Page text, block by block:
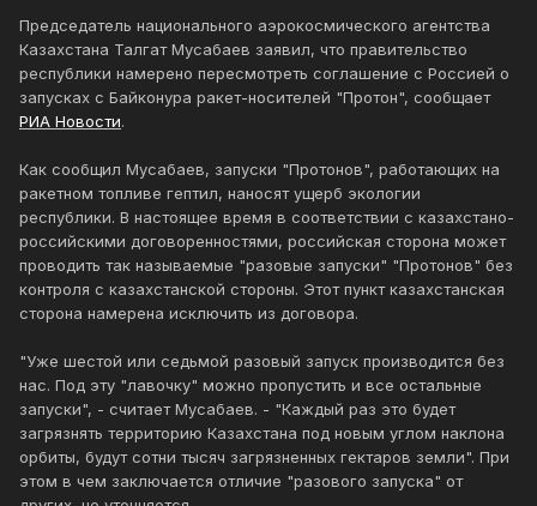
Председатель национального аэрокосмического агентства
Казахстана Талгат Мусабаев заявил, что правительство
республики намерено пересмотреть соглашение с Россией о
запусках с Байконура ракет-носителей "Протон", сообщает
РИА Новости.
Как сообщил Мусабаев, запуски "Протонов", работающих на
ракетном топливе гептил, наносят ущерб экологии
республики. В настоящее время в соответствии с казахстано-
российскими договоренностями, российская сторона может
проводить так называемые "разовые запуски" "Протонов" без
контроля с казахстанской стороны. Этот пункт казахстанская
сторона намерена исключить из договора.
"Уже шестой или седьмой разовый запуск производится без
нас. Под эту "лавочку" можно пропустить и все остальные
запуски", - считает Мусабаев. - "Каждый раз это будет
загрязнять территорию Казахстана под новым углом наклона
орбиты, будут сотни тысяч загрязненных гектаров земли". При
этом в чем заключается отличие "разового запуска" от